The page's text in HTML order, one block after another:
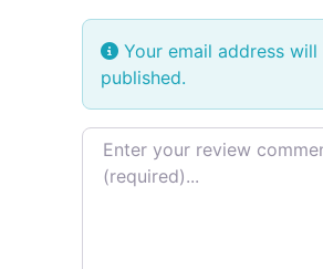
Your email address
published.
Review text